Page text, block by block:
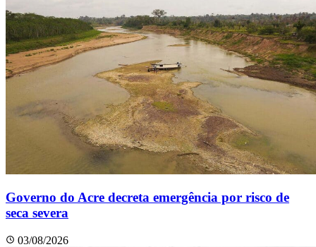
Governo do Acre decreta emergência por risco de
seca severa
03/08/2026